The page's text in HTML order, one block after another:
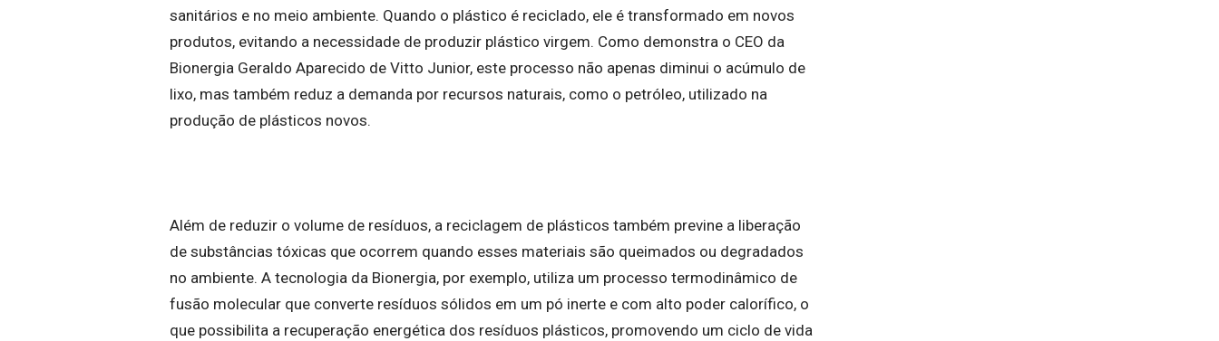
sanitários e no meio ambiente. Quando o plástico é reciclado, ele é transformado em novos
produtos, evitando a necessidade de produzir plástico virgem. Como demonstra o CEO da
Bionergia Geraldo Aparecido de Vitto Junior, este processo não apenas diminui o acúmulo de
lixo, mas também reduz a demanda por recursos naturais, como o petróleo, utilizado na
produção de plásticos novos.
Além de reduzir o volume de resíduos, a reciclagem de plásticos também previne a liberação
de substâncias tóxicas que ocorrem quando esses materiais são queimados ou degradados
no ambiente. A tecnologia da Bionergia, por exemplo, utiliza um processo termodinâmico de
fusão molecular que converte resíduos sólidos em um pó inerte e com alto poder calorífico, o
que possibilita a recuperação energética dos resíduos plásticos, promovendo um ciclo de vida